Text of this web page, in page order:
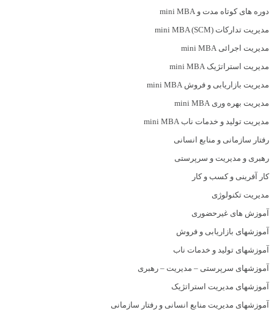
دوره های کوتاه مدت و mini MBA
مدیریت تدارکات (mini MBA (SCM
مدیریت اجرائی mini MBA
مدیریت استراتژیک mini MBA
مدیریت بازاریابی و فروش mini MBA
مدیریت بهره وری mini MBA
مدیریت تولید و خدمات ناب mini MBA
رفتار سازمانی و منابع انسانی
رهبری و مدیریت و سرپرستی
کار آفرینی و کسب و کار
مدیریت تکنولوژی
آموزش های غیرحضوری
آموزشهای بازاریابی و فروش
آموزشهای تولید و خدمات ناب
آموزشهای سرپرستی – مدیریت – رهبری
آموزشهای مدیریت استراتژیک
آموزشهای مدیریت منابع انسانی و رفتار سازمانی